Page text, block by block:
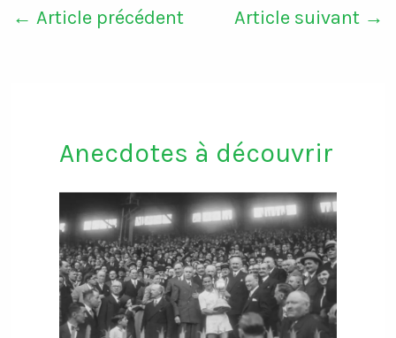
← Article précédent Article suivant →
Anecdotes à découvrir